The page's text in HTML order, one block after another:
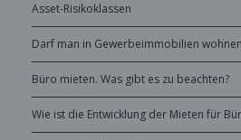
Asset-Risikoklassen
Darf man in Gewerbeimmobilien
Büro mieten. Was gibt es zu beachten?
Wie ist die Entwicklung der Mieten für